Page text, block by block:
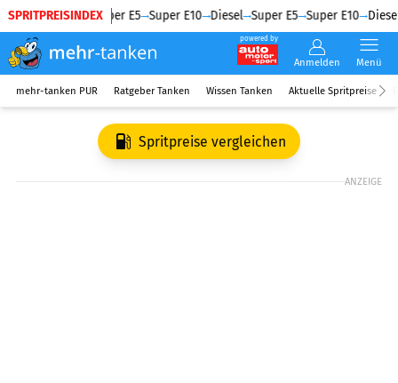
SPRITPREISINDEX
Diesel Super E5 Super E10 Diesel Super E5 Super E10 Diesel
powered by
Anmelden Menü
mehr-tanken PUR Ratgeber Tanken Wissen Tanken Aktuelle Spritpreise
Spritpreise vergleichen
ANZEIGE